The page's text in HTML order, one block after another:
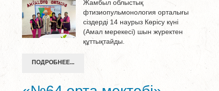
Жамбыл облыстық
фтизиопульмонология орталығы
сіздерді 14 наурыз Көрісу күні
(Амал мерекесі) шын жүректен
құттықтайды.
ПОДРОБНЕЕ...